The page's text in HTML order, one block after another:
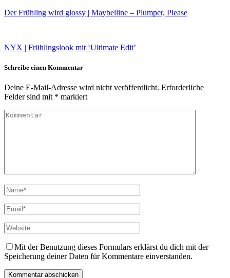
Der Frühling wird glossy | Maybelline – Plumper, Please
NYX | Frühlingslook mit ‘Ultimate Edit’
Schreibe einen Kommentar
Deine E-Mail-Adresse wird nicht veröffentlicht. Erforderliche
Felder sind mit * markiert
Mit der Benutzung dieses Formulars erklärst du dich mit der
Speicherung deiner Daten für Kommentare einverstanden.